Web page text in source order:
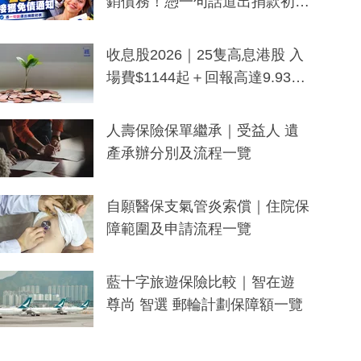
一度被誤當詐騙手段
收息股2026｜25隻高息港股 入
場費$1144起＋回報高達9.93
人壽保險保單繼承｜受益人 遺
產承辦分別及流程一覽
自願醫保支氣管炎索償｜住院保
障範圍及申請流程一覽
藍十字旅遊保險比較｜智在遊
尊尚 智選 郵輪計劃保障額一覽